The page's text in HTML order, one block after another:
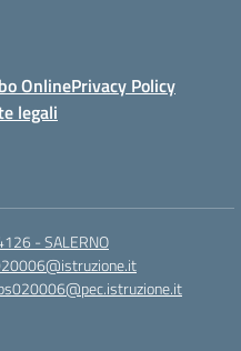
OnlinePrivacy Policy
legali
- SALERNO